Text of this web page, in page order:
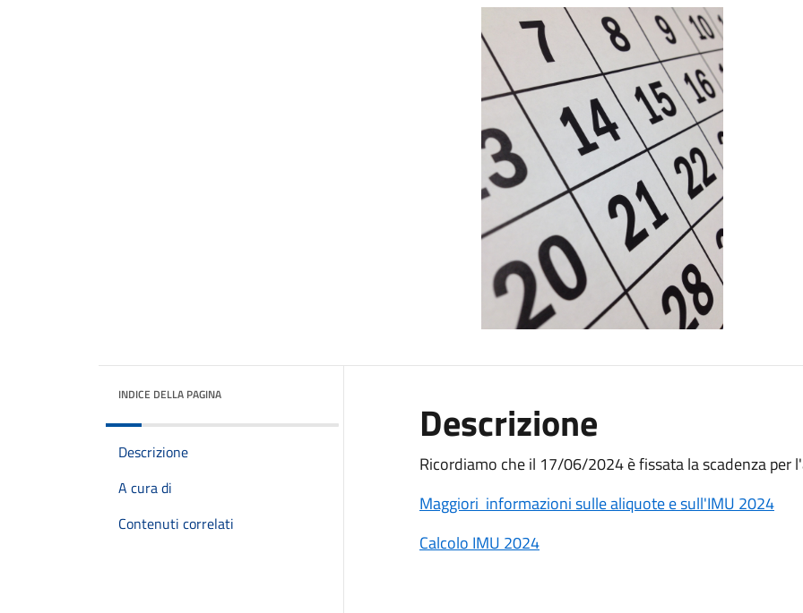
INDICE DELLA PAGINA
Descrizione
A cura di
Contenuti correlati
Descrizione
Ricordiamo che il 17/06/2024 è fissata la scadenza per
Maggiori informazioni sulle aliquote e sull'IMU 2024
Calcolo IMU 2024